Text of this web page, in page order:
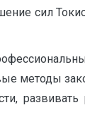
сил
методы
развивать